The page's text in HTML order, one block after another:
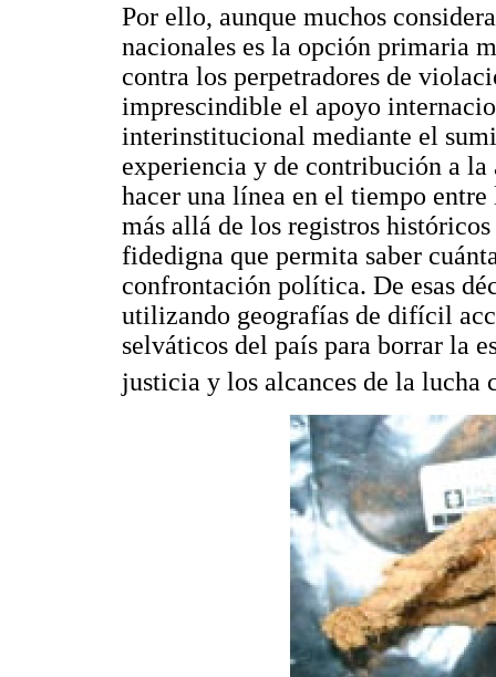
Por ello, aunque muchos
nacionales es la opción primaria
contra los perpetradores de
imprescindible el apoyo
interinstitucional mediante el
experiencia y de contribución a
hacer una línea en el tiempo
más allá de los registros
fidedigna que permita saber
confrontación política. De esas
utilizando geografías de difícil
selváticos del país para borrar la
justicia y los alcances de la lucha